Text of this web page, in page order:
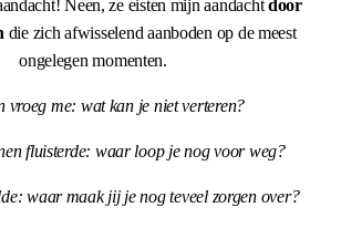
Neen, ze eisten mijn aandachtdoor
die zich afwisselend aanboden op de meest
ongelegen momenten.
vroeg me: wat kan je niet verteren?
fluisterde: waar loop je nog voor weg?
waar maak jij je nog teveel zorgen over?